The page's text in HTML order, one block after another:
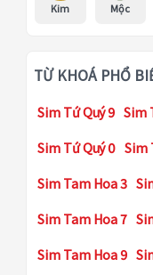
Kim Mộc
TỪ KHOÁ PHỔ
Sim Tứ Quý 9 Sim
Sim Tứ Quý 0 Sim
Sim Tam Hoa 3
Sim Tam Hoa 7
Sim Tam Hoa 9